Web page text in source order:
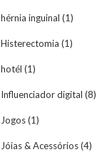
hérnia inguinal (1)
Histerectomia (1)
hotél (1)
Influenciador digital (8)
Jogos(1)
Jóias & Acessórios(4)